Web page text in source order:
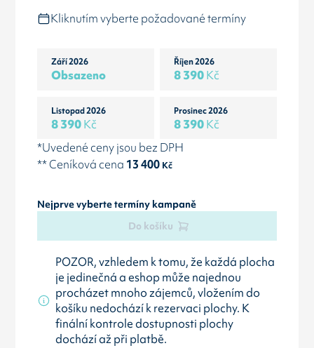
Kliknutím vyberte požadované termíny
Září 2026
Obsazeno
Říjen 2026
8 390Kč
Listopad 2026
8 390Kč
Prosinec 2026
8 390Kč
*Uvedené ceny jsou bez DPH
** Ceníková cena 13 400Kč
Nejprve vyberte termíny kampaně
Do košíku
POZOR, vzhledem k tomu, že každá plocha
je jedinečná a eshop může najednou
procházet mnoho zájemců, vložením do
košíku nedochází k rezervaci plochy. K
finální kontrole dostupnosti plochy
dochází až při platbě.